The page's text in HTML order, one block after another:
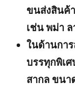
ขนส่งสินค้
เช่น พม่า
ในด้านกา
บรรทุกพิเ
สากล ขนา